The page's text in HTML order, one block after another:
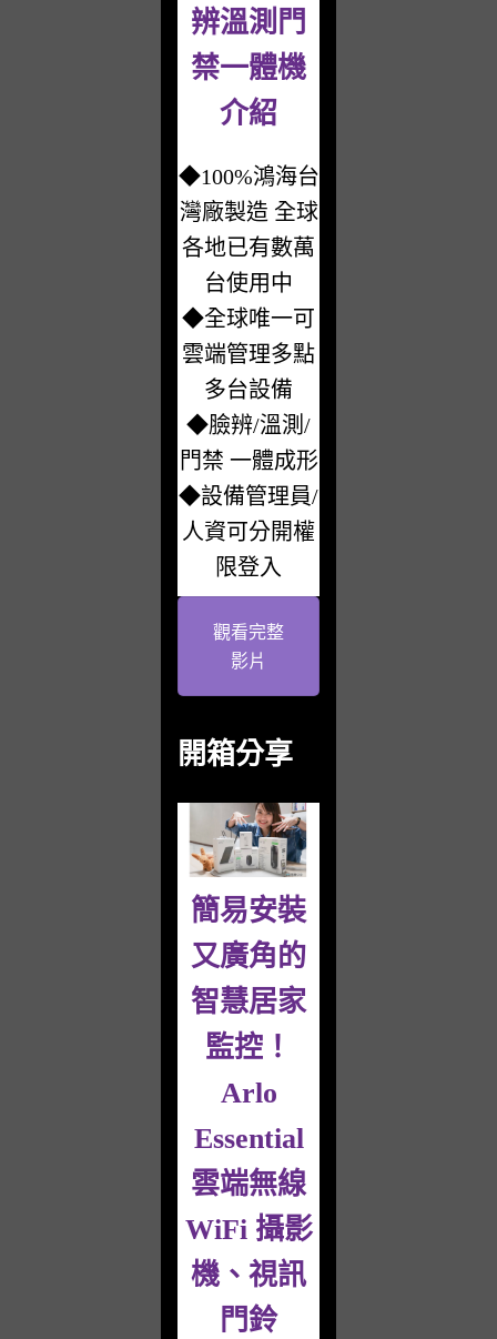
辨溫測門
禁一體機
介紹
◆100%鴻海台
灣廠製造 全球
各地已有數萬
台使用中
◆全球唯一可
雲端管理多點
多台設備
◆臉辨/溫測/
門禁 一體成形
◆設備管理員/
人資可分開權
限登入
觀看完整
影片
開箱分享
簡易安裝
又廣角的
智慧居家
監控！
Arlo
Essential
雲端無線
WiFi 攝影
機、視訊
門鈴